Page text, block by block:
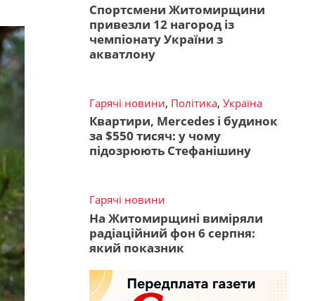
Спортсмени Житомирщини
привезли 12 нагород із
чемпіонату України з
акватлону
Гарячі новини, Політика, Україна
Квартири, Mercedes і будинок
за $550 тисяч: у чому
підозрюють Стефанішину
Гарячі новини
На Житомирщині виміряли
радіаційний фон 6 серпня:
який показник